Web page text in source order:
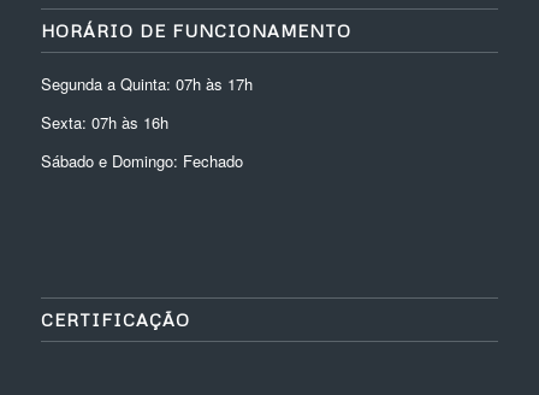
HORÁRIO DE FUNCIONAMENTO
Segunda a Quinta: 07h às 17h
Sexta: 07h às 16h
Sábado e Domingo: Fechado
CERTIFICAÇÃO